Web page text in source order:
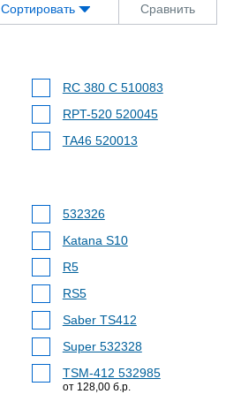
Сортировать Сравнить
RC 380 C 510083
RPT-520 520045
TA46 520013
532326
Katana S10
R5
RS5
Saber TS412
Super 532328
TSM-412 532985
от 128,00 б.р.